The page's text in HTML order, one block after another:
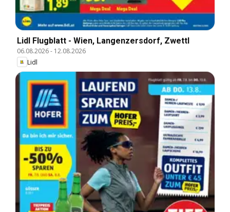
Lidl Flugblatt - Wien, Langenzersdorf, Zwettl
06.08.2026- 12.08.2026
Lidl